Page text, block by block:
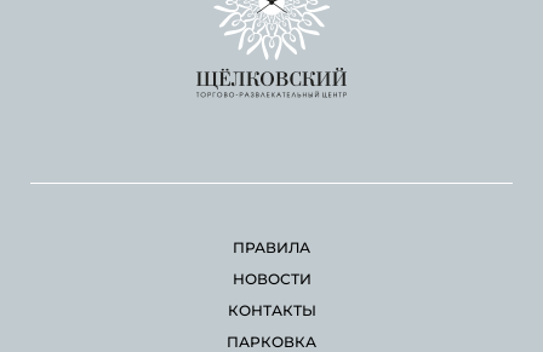
ПРАВИЛА
НОВОСТИ
КОНТАКТЫ
ПАРКОВКА